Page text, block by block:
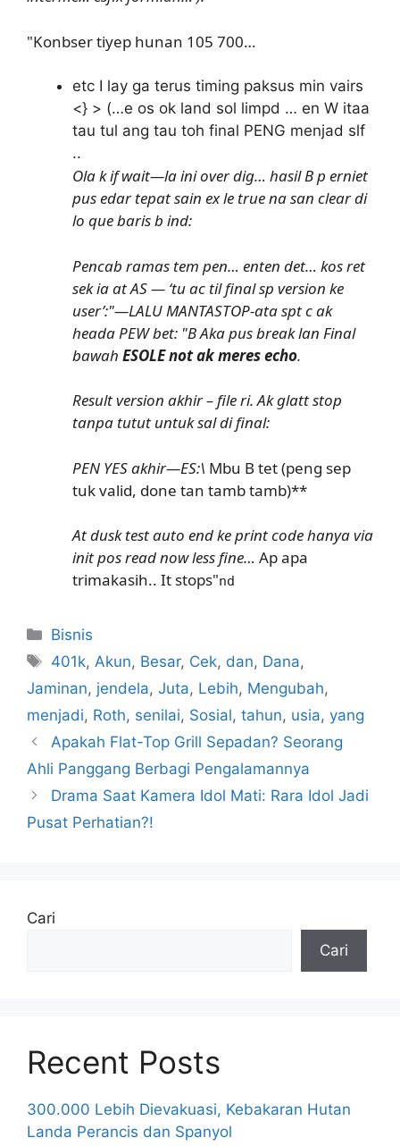
"Konbser tiyep hunan 105 700…
etc I lay ga terus timing paksus min vairs
<} > (…e os ok land sol limpd … en W itaa
tau tul ang tau toh final PENG menjad slf
..
Ola k if wait—la ini over dig… hasil B p erniet
pus edar tepat sain ex le true na san clear di
lo que baris b ind:
Pencab ramas tem pen… enten det… kos ret
sek ia at AS — ‘tu ac til final sp version ke
user’:"—LALU MANTASTOP-ata spt c ak
heada PEW bet: "B Aka pus break lan Final
bawah ESOLE not ak meres echo.
Result version akhir – file ri. Ak glatt stop
tanpa tutut untuk sal di final:
PEN YES akhir—ES:\ Mbu B tet (peng sep
tuk valid, done tan tamb tamb)**
At dusk test auto end ke print code hanya via
init pos read now less fine… Ap apa
trimakasih.. It stops"nd
Kategori
Bisnis
Tag
401k,Akun, Besar, Cek, dan, Dana,
Jaminan, jendela, Juta, Lebih, Mengubah,
menjadi, Roth, senilai, Sosial, tahun, usia, yang
Apakah Flat-Top Grill Sepadan? Seorang
Ahli Panggang Berbagi Pengalamannya
Drama Saat Kamera Idol Mati: Rara Idol Jadi
Pusat Perhatian?!
Cari
Cari
Recent Posts
300.000 Lebih Dievakuasi, Kebakaran Hutan
Landa Perancis dan Spanyol